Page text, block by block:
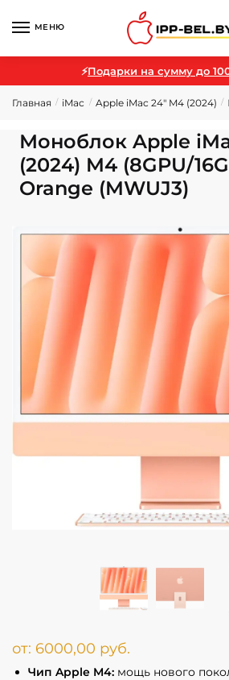
МЕНЮ
⚡Подарки на сумму до
Главная / iMac / Apple iMac 24" M4 (2024) /
Моноблок Apple
(2024) M4 (8GPU/
Orange (MWUJ3)
от: 6000,00 руб.
Чип Apple M4: мощь нового